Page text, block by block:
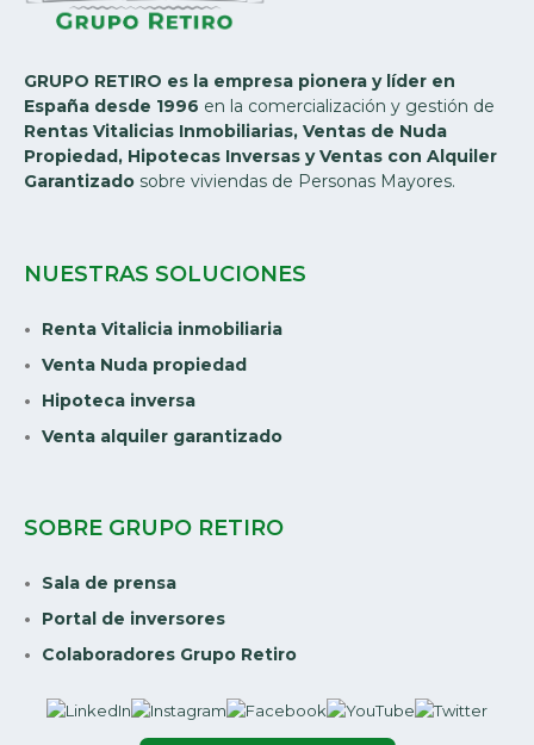
GRUPO RETIRO es la empresa pionera y líder en
España desde 1996 en la comercialización y gestión de
Rentas Vitalicias Inmobiliarias, Ventas de Nuda
Propiedad, Hipotecas Inversas y Ventas con Alquiler
Garantizado sobre viviendas de Personas Mayores.
NUESTRAS SOLUCIONES
Renta Vitalicia inmobiliaria
Venta Nuda propiedad
Hipoteca inversa
Venta alquiler garantizado
SOBRE GRUPO RETIRO
Sala de prensa
Portal de inversores
Colaboradores Grupo Retiro